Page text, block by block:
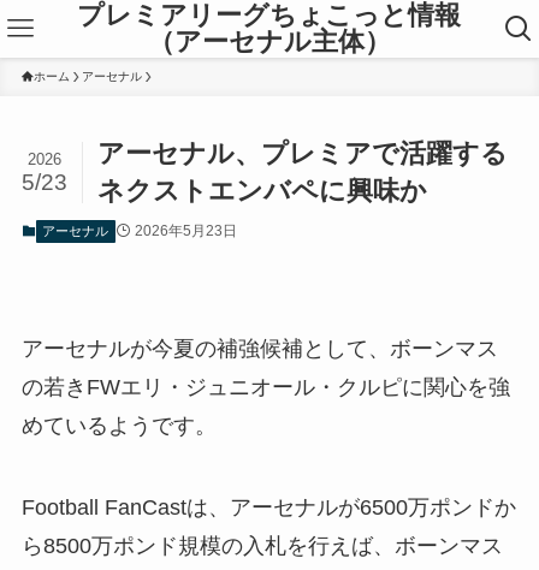
プレミアリーグちょこっと情報
（アーセナル主体）
ホーム アーセナル
アーセナル、プレミアで活躍する
ネクストエンバペに興味か
2026
5/23
アーセナル 2026年5月23日
アーセナルが今夏の補強候補として、ボーンマス
の若きFWエリ・ジュニオール・クルピに関心を強
めているようです。
Football FanCastは、アーセナルが6500万ポンドか
ら8500万ポンド規模の入札を行えば、ボーンマス